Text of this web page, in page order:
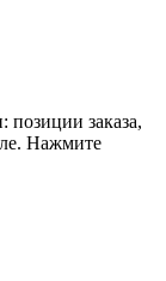
позиции заказа,
Нажмите